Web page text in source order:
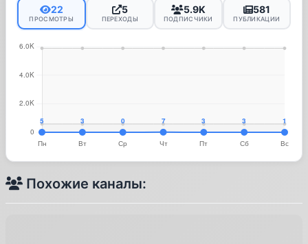
22
ПРОСМОТРЫ
5
ПЕРЕХОДЫ
5.9K
ПОДПИСЧИКИ
581
ПУБЛИКАЦИИ
Похожие каналы: